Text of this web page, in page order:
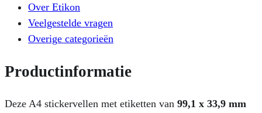
Over Etikon
Veelgestelde vragen
Overige categorieën
Productinformatie
Deze A4 stickervellen met etiketten van 99,1 x 33,9 mm